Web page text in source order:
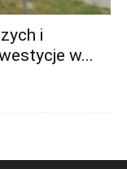
i
w...